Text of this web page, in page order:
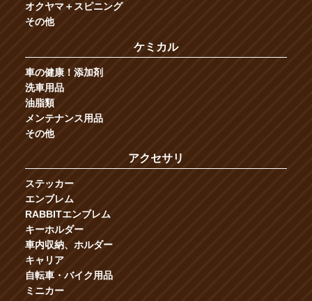
オクヤマ＋スピニング
その他
ケミカル
車の健康！添加剤
洗車用品
油脂類
メンテナンス用品
その他
アクセサリ
ステッカー
エンブレム
RABBITエンブレム
キーホルダー
車内収納、ホルダー
キャリア
自転車・バイク用品
ミニカー